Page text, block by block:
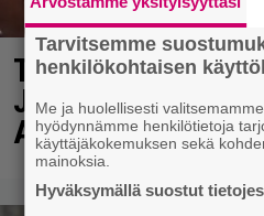
Täällä pelattiin
Jokerin isot rahat
ABC:lla, netissä…
Tarvitsemme
henkilökohtaisen
Me ja huolellisesti
hyödynnämme henkilötietoja
käyttäjäkokemuksen sekä
mainoksia.
Hyväksymällä suostut